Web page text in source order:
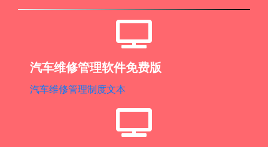
汽车维修管理软件免费版
汽车维修管理制度文本